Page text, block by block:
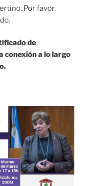
Por favor,
de
conexión a lo largo